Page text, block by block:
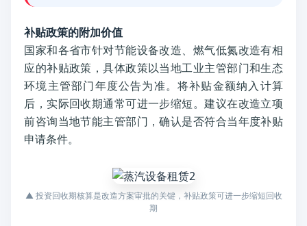
补贴政策的附加价值
国家和各省市针对节能设备改造、燃气低氮改造有相
应的补贴政策，具体政策以当地工业主管部门和生态
环境主管部门年度公告为准。将补贴金额纳入计算
后，实际回收期通常可进一步缩短。建议在改造立项
前咨询当地节能主管部门，确认是否符合当年度补贴
申请条件。
▲ 投资回收期核算是改造方案审批的关键，补贴政策可进一步缩短回收
期